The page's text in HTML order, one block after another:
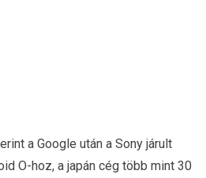
a Google után a Sony járult
O-hoz, a japán cég több mint 30